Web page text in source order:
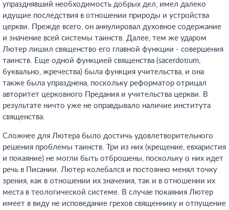
упразднявший необходимость добрых дел, имел далеко
идущие последствия в отношении природы и устройства
церкви. Прежде всего, он аннулировал духовное содержание
и значение всей системы таинств. Далее, тем же ударом
Лютер лишил священство его главной функции - совершения
таинств. Еще одной функцией священства (sacerdotium,
буквально, жречества) была функция учительства, и она
также была упразднена, поскольку реформатор отрицал
авторитет церковного Предания и учительства церкви. В
результате ничто уже не оправдывало наличие института
священства.
Сложнее для Лютера было достичь удовлетворительного
решения проблемы таинств. Три из них (крещение, евхаристия
и покаяние) не могли быть отброшены, поскольку о них идет
речь в Писании. Лютер колебался и постоянно менял точку
зрения, как в отношении их значения, так и в отношении их
места в теологической системе. В случае покаяния Лютер
имеет в виду не исповедание грехов священнику и отпущение